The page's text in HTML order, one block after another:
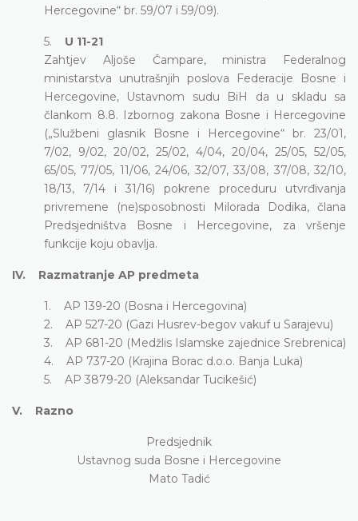
Hercegovine“ br. 59/07 i 59/09).
5. U 11-21
Zahtjev Aljoše Čampare, ministra Federalnog
ministarstva unutrašnjih poslova Federacije Bosne i
Hercegovine, Ustavnom sudu BiH da u skladu sa
člankom 8.8. Izbornog zakona Bosne i Hercegovine
(„Službeni glasnik Bosne i Hercegovine“ br. 23/01,
7/02, 9/02, 20/02, 25/02, 4/04, 20/04, 25/05, 52/05,
65/05, 77/05, 11/06, 24/06, 32/07, 33/08, 37/08, 32/10,
18/13, 7/14 i 31/16) pokrene proceduru utvrđivanja
privremene (ne)sposobnosti Milorada Dodika, člana
Predsjedništva Bosne i Hercegovine, za vršenje
funkcije koju obavlja.
IV. Razmatranje AP predmeta
1. AP 139-20 (Bosna i Hercegovina)
2. AP 527-20 (Gazi Husrev-begov vakuf u Sarajevu)
3. AP 681-20 (Medžlis Islamske zajednice Srebrenica)
4. AP 737-20 (Krajina Borac d.o.o. Banja Luka)
5. AP 3879-20 (Aleksandar Tucikešić)
V. Razno
Predsjednik
Ustavnog suda Bosne i Hercegovine
Mato Tadić